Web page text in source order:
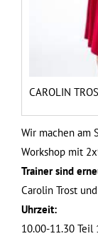
CAROLIN
Wir machen am
Workshop mit
Trainer sind
Carolin Trost
Uhrzeit:
10.00-11.30 Teil